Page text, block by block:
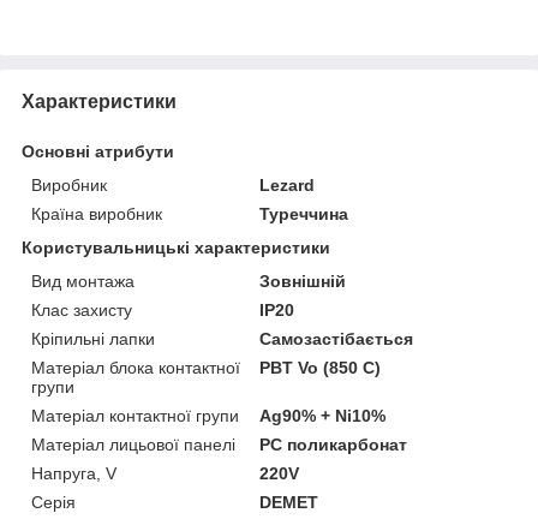
Характеристики
Основні атрибути
Виробник
Lezard
Країна виробник
Туреччина
Користувальницькі характеристики
Вид монтажа
Зовнішній
Клас захисту
IP20
Кріпильні лапки
Самозастібається
Матеріал блока контактної
групи
PBT Vo (850 C)
Матеріал контактної групи
Ag90% + Ni10%
Матеріал лицьової панелі
PC поликарбонат
Напруга, V
220V
Серія
DEMET